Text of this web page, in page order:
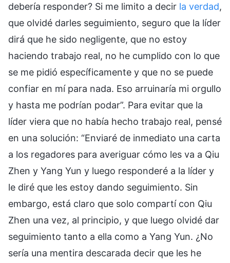
debería responder? Si me limito a decir la verdad,
que olvidé darles seguimiento, seguro que la líder
dirá que he sido negligente, que no estoy
haciendo trabajo real, no he cumplido con lo que
se me pidió específicamente y que no se puede
confiar en mí para nada. Eso arruinaría mi orgullo
y hasta me podrían podar”. Para evitar que la
líder viera que no había hecho trabajo real, pensé
en una solución: “Enviaré de inmediato una carta
a los regadores para averiguar cómo les va a Qiu
Zhen y Yang Yun y luego responderé a la líder y
le diré que les estoy dando seguimiento. Sin
embargo, está claro que solo compartí con Qiu
Zhen una vez, al principio, y que luego olvidé dar
seguimiento tanto a ella como a Yang Yun. ¿No
sería una mentira descarada decir que les he